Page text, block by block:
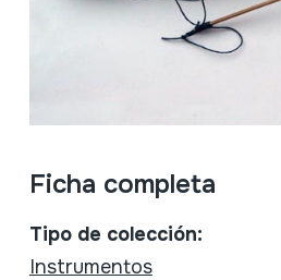
Ficha completa
Tipo de colección:
Instrumentos